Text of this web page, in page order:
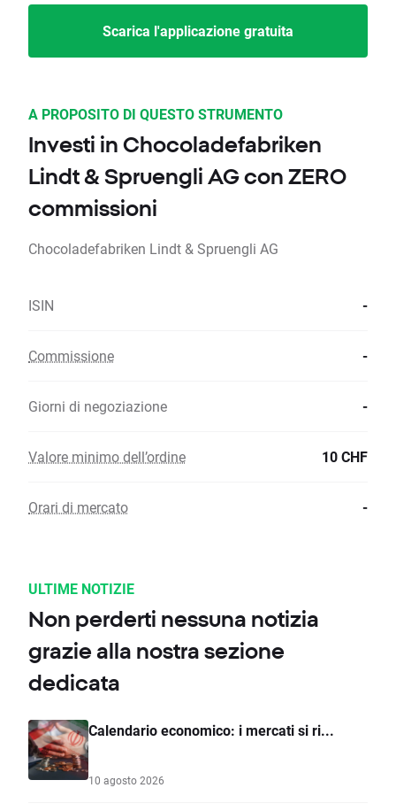
Scarica l'applicazione gratuita
A PROPOSITO DI QUESTO STRUMENTO
Investi in Chocoladefabriken
Lindt & Spruengli AG con ZERO
commissioni
Chocoladefabriken Lindt & Spruengli AG
ISIN -
Commissione -
Giorni di negoziazione -
Valore minimo dell’ordine 10 CHF
Orari di mercato -
ULTIME NOTIZIE
Non perderti nessuna notizia
grazie alla nostra sezione
dedicata
Calendario economico: i mercati si ri...
10 agosto 2026